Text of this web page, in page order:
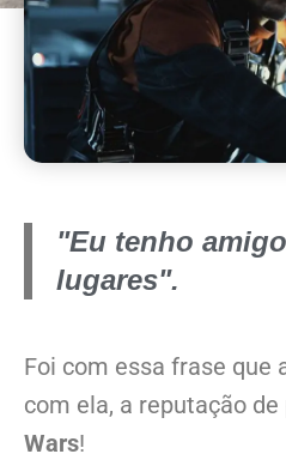
"Eu tenho
lugares".
Foi com essa frase que
com ela, a reputação
Wars!